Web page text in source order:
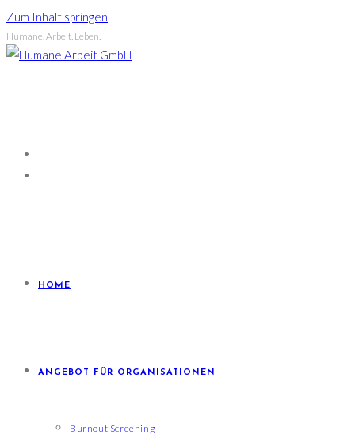
Zum Inhalt springen
Humane. Arbeit. Leben.
HOME
ANGEBOT FÜR ORGANISATIONEN
Burnout Screening